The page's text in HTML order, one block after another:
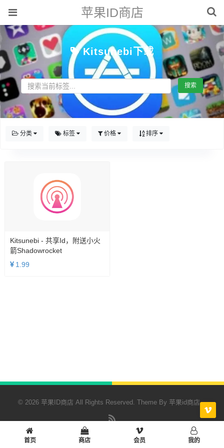
苹果ID商店
Kitsunebi下载
搜索
分类 标签 价格 排序
Kitsunebi - 共享id，附送小火
箭Shadowrocket
1.99
© 2026 苹果ID商店 All Rights Reserved. Theme By 苹果id商店
首页 商店 会员 我的